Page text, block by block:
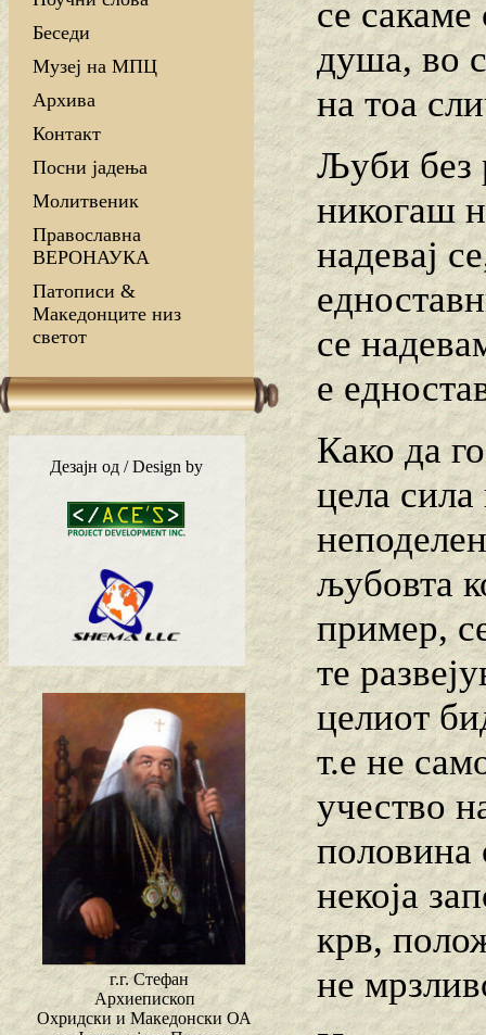
Беседи
Музеј на МПЦ
Архива
Контакт
Посни јадења
Молитвеник
Православна
ВЕРОНАУКА
Патописи &
Македонците низ
светот
Дезајн од / Design by
г.г. Стефан
Архиепископ
Охридски и Македонски ОА
се сакаме
душа, во
на тоа
Љуби без
никогаш
надевај
се
е
Како да
цела
љубовта
пример,
те
целиот
т.е не
учество
половина
некоја
крв,
не